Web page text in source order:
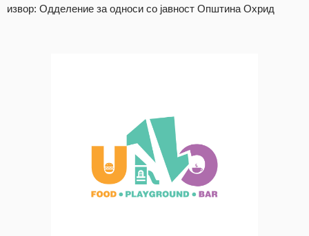
извор: Одделение за односи со јавност Општина Охрид